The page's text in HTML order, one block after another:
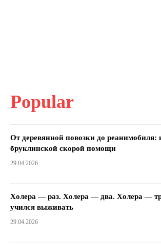
Popular
От деревянной повозки до реанимобиля:
бруклинской скорой помощи
29.04.2026
Холера — раз. Холера — два. Холера —
учился выживать
29.04.2026